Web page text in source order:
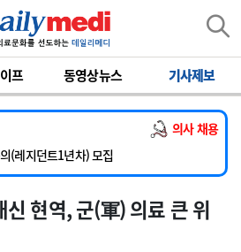
프 동영상뉴스 기사제보
의사 채용
인턴 모집
학과 임기제 임상의사 채용
과(소아응급전담) 계약직 의사 공개채용
전문의) 직원모집
(레지던트1년차) 모집
인턴 모집
의학과 임기제 임상의사 채용
현역, 군(軍) 의료 큰 위